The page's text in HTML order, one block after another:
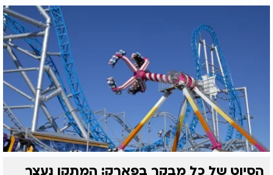
הסיוט של כל מבקר בפארק: המתקן נעצר